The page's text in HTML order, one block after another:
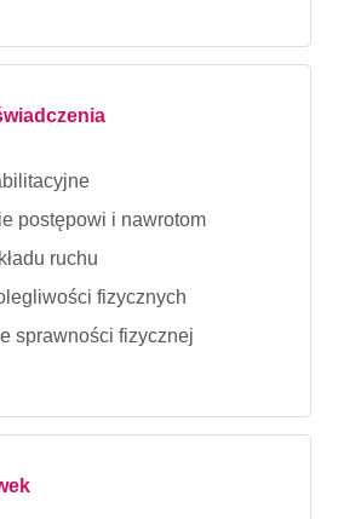
postępowi i nawrotom
ruchu
fizycznych
sprawności fizycznej